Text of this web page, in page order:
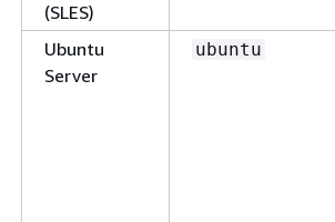
(SLES)
Ubuntu
Server
ubuntu